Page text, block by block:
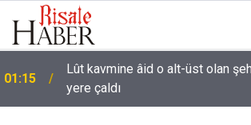
01:15
Lût kavmine âid o alt-üst olan
yere çaldı